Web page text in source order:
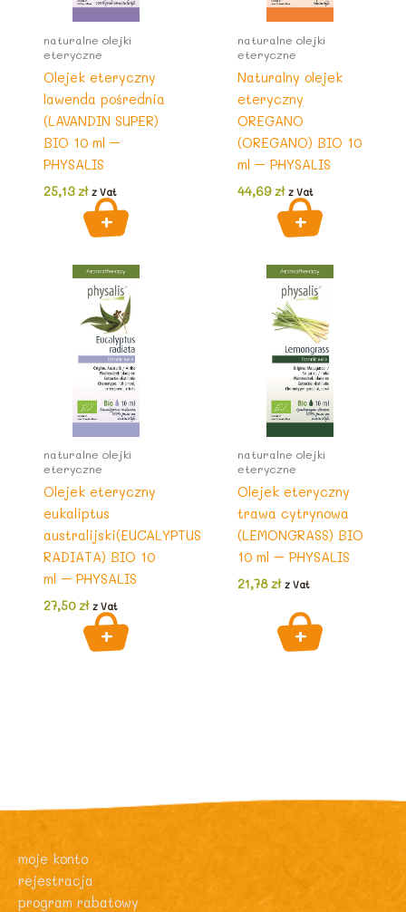
naturalne olejki
eteryczne
Olejek eteryczny
lawenda pośrednia
(LAVANDIN SUPER)
BIO 10 ml –
PHYSALIS
25,13zł z Vat
naturalne olejki
eteryczne
Naturalny olejek
eteryczny
OREGANO
(OREGANO) BIO 10
ml – PHYSALIS
44,69zł z Vat
naturalne olejki
eteryczne
Olejek eteryczny
eukaliptus
australijski(EUCALYPTUS
RADIATA) BIO 10
ml – PHYSALIS
27,50zł z Vat
naturalne olejki
eteryczne
Olejek eteryczny
trawa cytrynowa
(LEMONGRASS) BIO
10 ml – PHYSALIS
21,78zł z Vat
moje konto
rejestracja
program rabatowy